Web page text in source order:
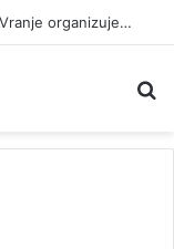
Društvo dobrovoljnih davalaca krvi PU Vranje organizuje akciju na Besnoj kobili